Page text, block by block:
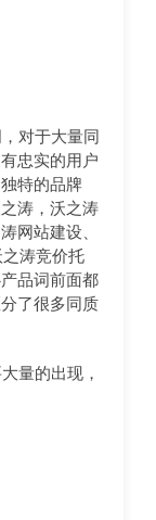
对于大量同
忠实的用户
特的品牌
涛，沃之涛
网站建设、
涛竞价托
品词前面都
了很多同质
量的出现，